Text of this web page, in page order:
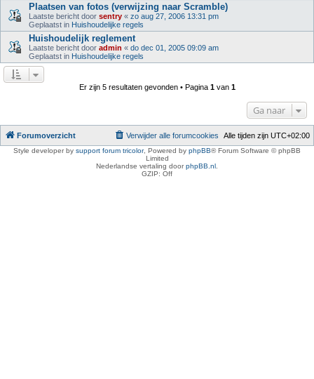
Plaatsen van fotos (verwijzing naar Scramble)
Laatste bericht door sentry « zo aug 27, 2006 13:31 pm
Geplaatst in Huishoudelijke regels
Huishoudelijk reglement
Laatste bericht door admin « do dec 01, 2005 09:09 am
Geplaatst in Huishoudelijke regels
Er zijn 5 resultaten gevonden • Pagina 1van 1
Ga naar
Forumoverzicht Alle tijden zijn UTC+02:00
Verwijder alle forumcookies
Style developer by support forum tricolor, Powered by phpBB® Forum Software © phpBB
Limited
Nederlandse vertaling doorphpBB.nl
GZIP: Off